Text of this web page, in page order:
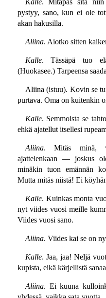
Kalle. Mitäpäs sitä niin
pystyy, sano, kun ei ole
akan hakusilla.
Aliina. Aiotko sitten
Kalle. Tässäpä tuo
(Huokasee.) Tarpeensa
Aliina (istuu). Kovin se
purtava. Oma on kuitenkin
Kalle. Semmoista se
ehkä ajatellut itsellesi
Aliina. Mitäs minä,
ajattelenkaan — joskus
minäkin tuon emännän
Mutta mitäs niistä! Ei
Kalle. Kuinkas monta
nyt viides vuosi meille
Viides vuosi sano.
Aliina. Viides kai se on
Kalle. Jaa, jaa! Neljä
kupista, eikä kärjellistä
Aliina. Ei kuuna